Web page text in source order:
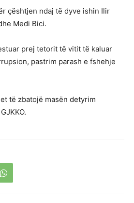
çështjen ndaj të dyve ishin Ilir
Medi Bici.
prej tetorit të vitit të kaluar
pastrim parash e fshehje
të zbatojë masën detyrim